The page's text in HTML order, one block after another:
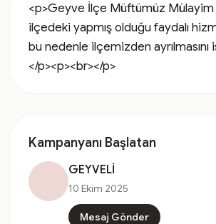
<p>Geyve İlçe Müftümüz Mülayim
ilçedeki yapmış olduğu faydalı
bu nedenle ilçemizden
</p><p><br></p>
Kampanyanı Başlatan
GEYVELİ
10 Ekim 2025
Mesaj Gönder